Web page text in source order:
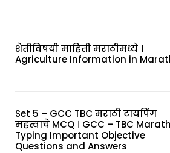
शेतीविषयी माहिती मराठीमध्ये ।
Agriculture Information in
Set 5 – GCC TBC मराठी टायपिंग
महत्वाचे MCQ । GCC – TBC
Typing Important Objective
Questions and Answers